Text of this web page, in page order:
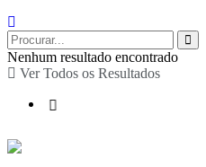
Nenhum resultado encontrado
Ver Todos os Resultados